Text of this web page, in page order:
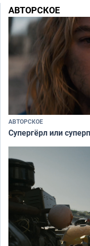
АВТОРСКОЕ
АВТОРСКОЕ
Супергёрл или